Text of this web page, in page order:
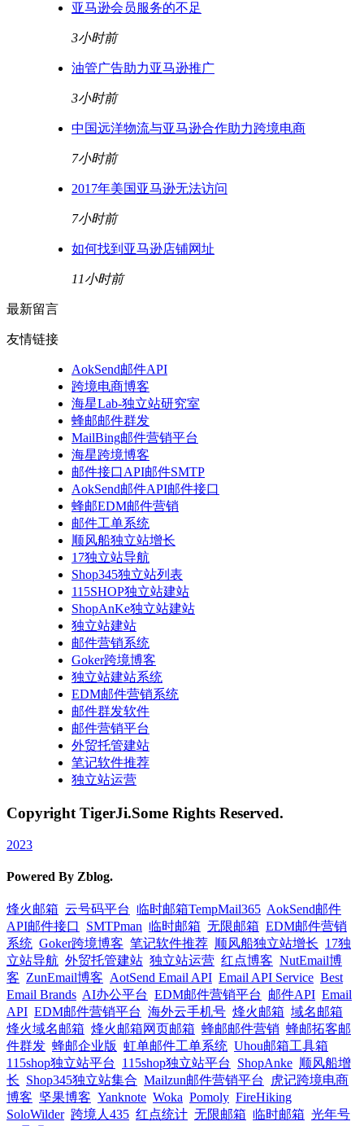
亚马逊会员服务的不足
3小时前
油管广告助力亚马逊推广
3小时前
中国远洋物流与亚马逊合作助力跨境电商
7小时前
2017年美国亚马逊无法访问
7小时前
如何找到亚马逊店铺网址
11小时前
最新留言
友情链接
AokSend邮件API
跨境电商博客
海星Lab-独立站研究室
蜂邮邮件群发
MailBing邮件营销平台
海星跨境博客
邮件接口API邮件SMTP
AokSend邮件API邮件接口
蜂邮EDM邮件营销
邮件工单系统
顺风船独立站增长
17独立站导航
Shop345独立站列表
115SHOP独立站建站
ShopAnKe独立站建站
独立站建站
邮件营销系统
Goker跨境博客
独立站建站系统
EDM邮件营销系统
邮件群发软件
邮件营销平台
外贸托管建站
笔记软件推荐
独立站运营
Copyright TigerJi.Some Rights Reserved.
2023
Powered By Zblog.
烽火邮箱 云号码平台 临时邮箱TempMail365 AokSend邮件
API邮件接口
SMTPman 临时邮箱 无限邮箱 EDM邮件营销
系统 Goker跨境博客 笔记软件推荐 顺风船独立站增长 17独
立站导航 外贸托管建站 独立站运营 红点博客 NutEmail博
客 ZunEmail博客 AotSend Email API Email API Service Best
Email Brands AI办公平台 EDM邮件营销平台 邮件API Email
API EDM邮件营销平台 海外云手机号 烽火邮箱 域名邮箱
烽火域名邮箱 烽火邮箱网页邮箱 蜂邮邮件营销 蜂邮拓客邮
件群发 蜂邮企业版 虹单邮件工单系统 Uhou邮箱工具箱
115shop独立站平台
115shop独立站平台 ShopAnke 顺风船增
长 Shop345独立站集合 Mailzun邮件营销平台
虎记跨境电商
博客 坚果博客 Yanknote Woka Pomoly FireHiking
SoloWilder 跨境人435 红点统计 无限邮箱 临时邮箱 光年号